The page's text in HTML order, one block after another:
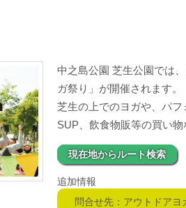
中之島公園 芝生公園では
ガ祭り」が開催されます。
芝生の上でのヨガや、パ
SUP、飲食物販等の買い物
現在地からルート検索
追加情報
問合せ先：アウトドアヨ